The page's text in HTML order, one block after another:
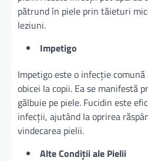
pătrund în piele prin tăieturi
leziuni.
Impetigo
Impetigo este o infecție
obicei la copii. Ea se manifestă
gălbuie pe piele. Fucidin este
infecții, ajutând la oprirea
vindecarea pielii.
Alte Condiții ale Pielii